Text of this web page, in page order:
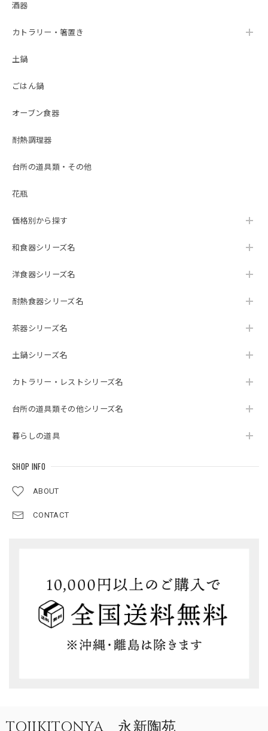
酒器
カトラリー・箸置き
土鍋
ごはん鍋
オーブン食器
耐熱調理器
台所の道具類・その他
花瓶
価格別から探す
和食器シリーズ名
洋食器シリーズ名
耐熱食器シリーズ名
茶器シリーズ名
土鍋シリーズ名
カトラリー・レストシリーズ名
台所の道具類その他シリーズ名
暮らしの道具
SHOP INFO
ABOUT
CONTACT